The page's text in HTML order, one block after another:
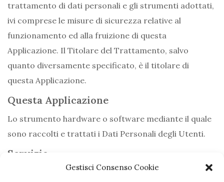
Gestisci Consenso Cookie
trattamento di dati personali e gli strumenti adottati,
ivi comprese le misure di sicurezza relative al
funzionamento ed alla fruizione di questa
Applicazione. Il Titolare del Trattamento, salvo
quanto diversamente specificato, è il titolare di
questa Applicazione.
Questa Applicazione
Lo strumento hardware o software mediante il quale
sono raccolti e trattati i Dati Personali degli Utenti.
Servizio
Il Servizio fornito da questa Applicazione così come